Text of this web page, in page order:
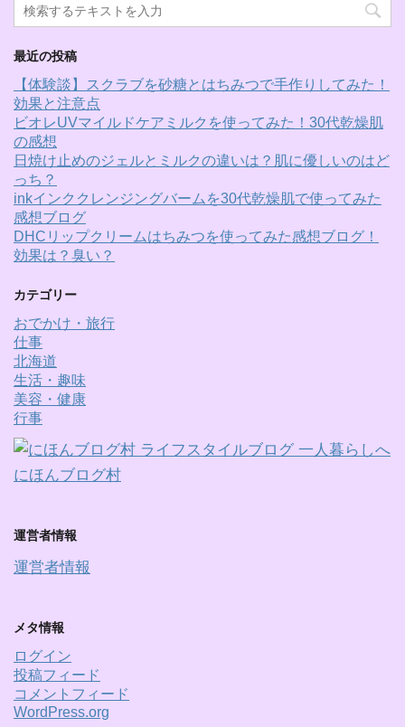
最近の投稿
【体験談】スクラブを砂糖とはちみつで手作りしてみた！
効果と注意点
ビオレUVマイルドケアミルクを使ってみた！30代乾燥肌
の感想
日焼け止めのジェルとミルクの違いは？肌に優しいのはど
っち？
inkインククレンジングバームを30代乾燥肌で使ってみた
感想ブログ
DHCリップクリームはちみつを使ってみた感想ブログ！
効果は？臭い？
カテゴリー
おでかけ・旅行
仕事
北海道
生活・趣味
美容・健康
行事
にほんブログ村
運営者情報
運営者情報
メタ情報
ログイン
投稿フィード
コメントフィード
WordPress.org